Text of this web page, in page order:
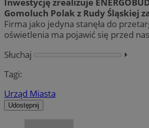
Inwestycję zrealizuje
Gomoluch Polak z Rudy Śląskiej
Firma jako jedyna stanęła do
oświetlenia ma pojawić się przed
Słuchaj
⏵︎
Tagi:
Urząd Miasta
Udostępnij